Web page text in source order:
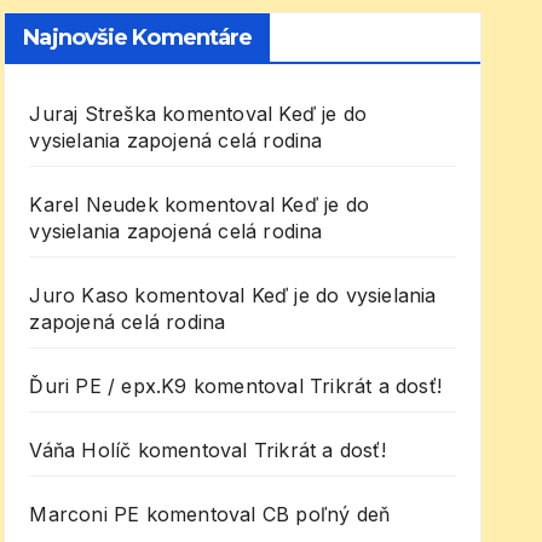
Najnovšie Komentáre
Juraj Streškakomentoval Keď je do
vysielania zapojená celá rodina
Karel Neudekkomentoval Keď je do
vysielania zapojená celá rodina
Juro Kaso komentoval Keď je do vysielania
zapojená celá rodina
Ďuri PE / epx.K9 komentoval Trikrát a dosť!
Váňa Holíč komentoval Trikrát a dosť!
Marconi PE komentoval CB poľný deň